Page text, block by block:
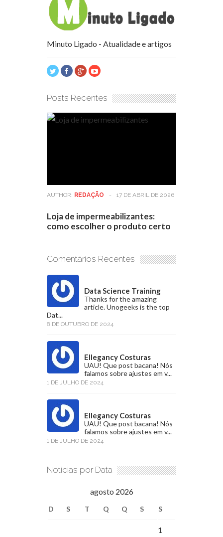
Minuto Ligado - Atualidade e artigos
Posts Recentes
AUTHOR: REDAÇÃO - 17 DE ABRIL DE 2026
Loja de impermeabilizantes:
como escolher o produto certo
Comentários Recentes
Data Science Training
Thanks for the amazing
article. Unogeeks is the top
Dat...
8 DE OUTUBRO DE 2024
Ellegancy Costuras
UAU! Que post bacana! Nós
falamos sobre ajustes em v...
1 DE JULHO DE 2024
Ellegancy Costuras
UAU! Que post bacana! Nós
falamos sobre ajustes em v...
1 DE JULHO DE 2024
Notícias por Data
agosto 2026
D S T Q Q S S
1